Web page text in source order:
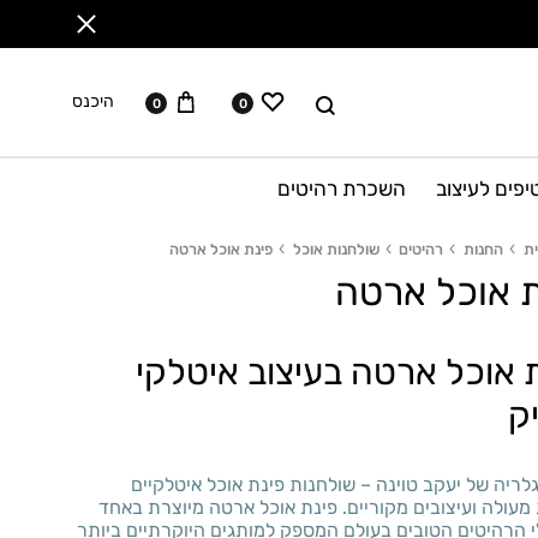
לחפש ווישליסט
0 עגלה
0 היכנס
לעיצוב השכרת רהיטים
החנות רהיטים שולחנות אוכל פינת אוכל ארטה
אוכל ארטה
אוכל ארטה בעיצוב איטלקי
של יעקב טוינה – שולחנות פינת אוכל איטלקיים
מעולה ועיצובים מקוריים. פינת אוכל ארטה מיוצרת באחד
הרהיטים הטובים בעולם המספק למותגים היוקרתיים ביותר